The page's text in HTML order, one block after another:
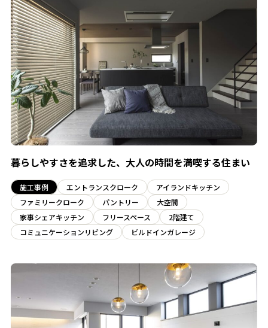
暮らしやすさを追求した、大人の時間を満喫する住まい
施工事例 エントランスクローク
アイランドキッチン
ファミリークローク
パントリー
大空間
家事シェアキッチン
フリースペース
2階建て
コミュニケーションリビング
ビルドインガレージ